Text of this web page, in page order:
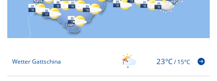
Wetter Gattschina 23°C/15°C